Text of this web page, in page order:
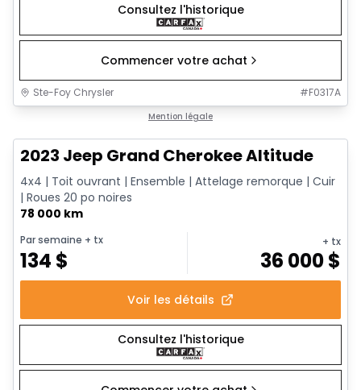
Consultez l'historique
Commencer votre achat
Ste-Foy Chrysler #F0317A
Mention légale
2023 Jeep Grand Cherokee Altitude
4x4 | Toit ouvrant | Ensemble | Attelage remorque | Cuir
| Roues 20 po noires
78 000 km
Par semaine + tx
134 $
+ tx
36 000$
Voir les détails
Consultez l'historique